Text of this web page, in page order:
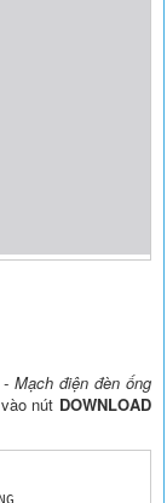
Mạch điện đèn ống
nút DOWNLOAD